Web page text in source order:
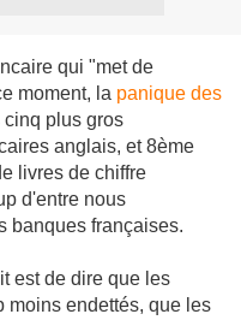
qui "met de
moment, la panique des
cinq plus gros
anglais, et 8ème
livres de chiffre
d'entre nous
banques françaises.
est de dire que les
moins endettés, que les